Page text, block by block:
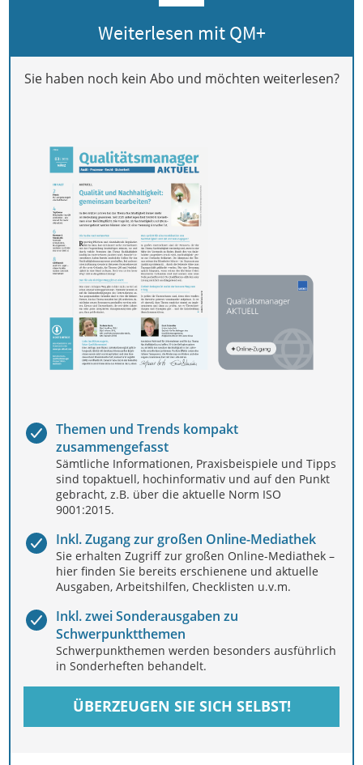
Weiterlesen mit QM+
Sie haben noch kein Abo und möchten weiterlesen?
Themen und Trends kompakt
zusammengefasst
Sämtliche Informationen, Praxisbeispiele und Tipps
sind topaktuell, hochinformativ und auf den Punkt
gebracht, z.B. über die aktuelle Norm ISO
9001:2015.
Inkl. Zugang zur großen Online-Mediathek
Sie erhalten Zugriff zur großen Online-Mediathek –
hier finden Sie bereits erschienene und aktuelle
Ausgaben, Arbeitshilfen, Checklisten u.v.m.
Inkl. zwei Sonderausgaben zu
Schwerpunktthemen
Schwerpunkthemen werden besonders ausführlich
in Sonderheften behandelt.
ÜBERZEUGEN SIE SICH SELBST!